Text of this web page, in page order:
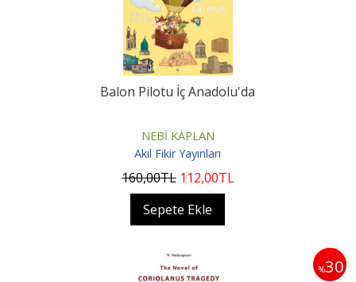
Balon Pilotu İç Anadolu'da
NEBİ KAPLAN
Akıl Fikir Yayınları
160,00TL 112,00TL
Sepete Ekle
%30